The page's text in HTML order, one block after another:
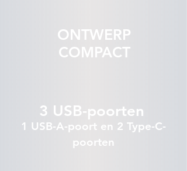
ONTWERP
COMPACT
3 USB-poorten
1 USB-A-poort en 2 Type-C-
poorten